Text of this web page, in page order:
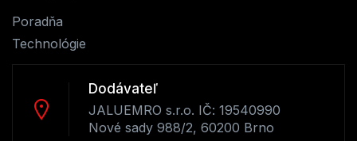
Poradňa
Technológie
Dodávateľ
JALUEMRO s.r.o. IČ: 19540990
Nové sady 988/2, 60200 Brno